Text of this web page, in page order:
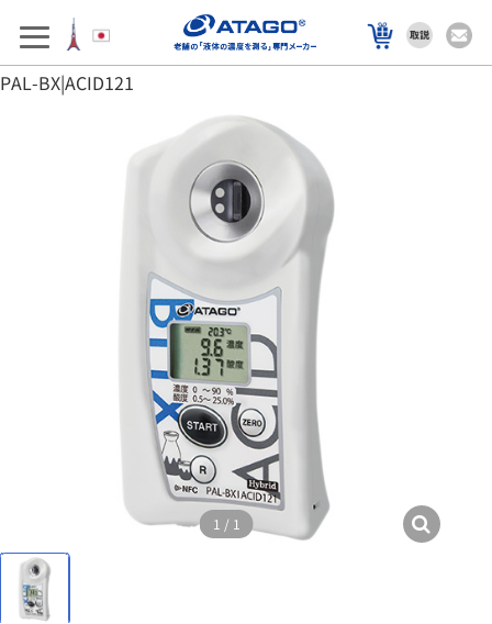
アフターサポート
製品を選ぶ
PAL-BX|ACID121
1 / 1